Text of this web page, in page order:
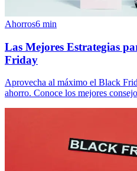
Ahorros6 min
Las Mejores Estrategias
Friday
Aprovecha al máximo el Black
ahorro. Conoce los mejores